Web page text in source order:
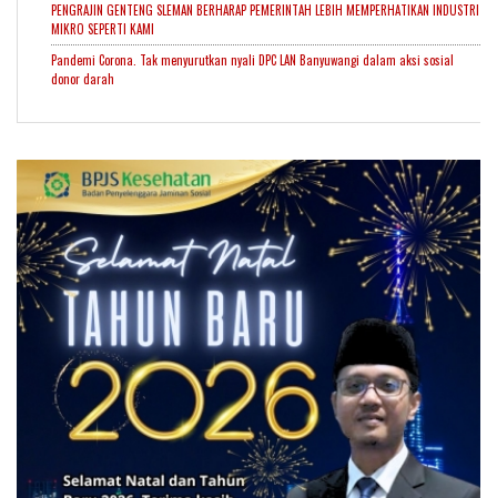
PENGRAJIN GENTENG SLEMAN BERHARAP PEMERINTAH LEBIH MEMPERHATIKAN INDUSTRI
MIKRO SEPERTI KAMI
Pandemi Corona. Tak menyurutkan nyali DPC LAN Banyuwangi dalam aksi sosial
donor darah